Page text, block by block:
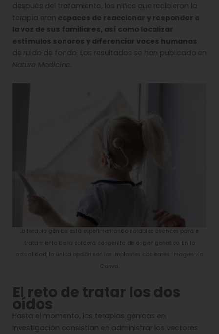
después del tratamiento, los niños que recibieron la
terapia eran capaces de reaccionar y responder a
la voz de sus familiares, así como localizar
estímulos sonoros y diferenciar voces humanas
de ruido de fondo. Los resultados se han publicado en
Nature Medicine.
La terapia génica está experimentando notables avances para el
tratamiento de la sordera congénita de origen genético. En la
actualidad, la única opción son los implantes cocleares. Imagen vía
Canva.
El reto de tratar los dos
oídos
Hasta el momento, las terapias génicas en
investigación consistían en administrar los vectores